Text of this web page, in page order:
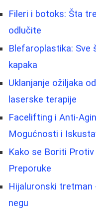
Fileri i botoks: Šta
odlučite
Blefaroplastika: Sve
kapaka
Uklanjanje ožiljaka
laserske terapije
Facelifting i Anti-
Mogućnosti i
Kako se Boriti
Preporuke
Hijaluronski tretman
negu